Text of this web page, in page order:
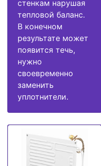
стенкам нарушая
тепловой баланс.
В конечном
результате может
появится течь,
нужно
своевременно
заменить
уплотнители.